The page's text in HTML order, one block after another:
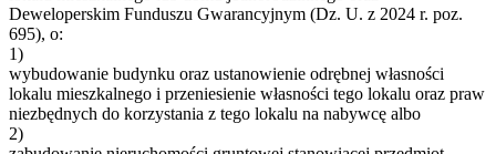
Deweloperskim Funduszu Gwarancyjnym (Dz. U. z 2024 r. poz.
695), o:
1)
wybudowanie budynku oraz ustanowienie odrębnej własności
lokalu mieszkalnego i przeniesienie własności tego lokalu oraz praw
niezbędnych do korzystania z tego lokalu na nabywcę albo
2)